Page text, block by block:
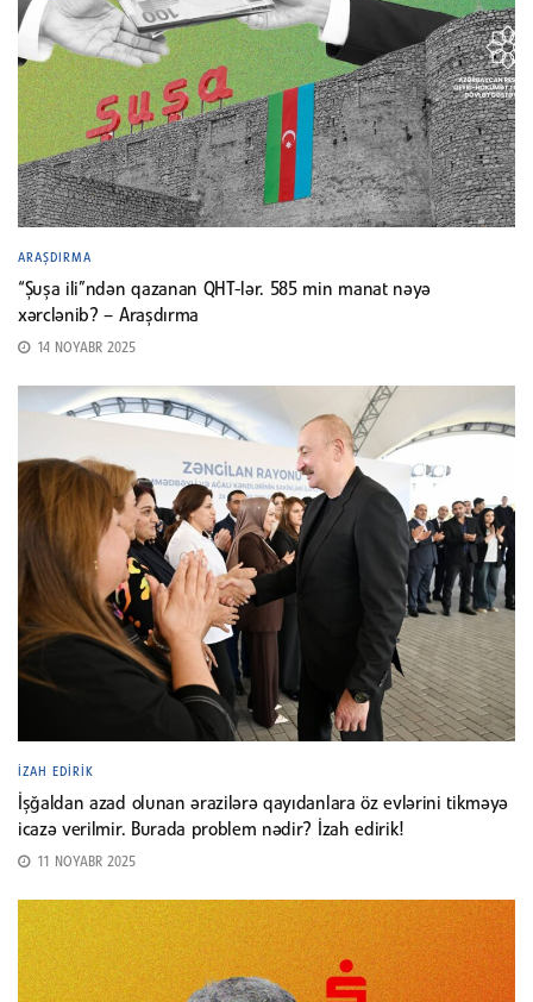
ARAŞDIRMA
“Şuşa ili”ndən qazanan QHT-lər. 585 min manat nəyə
xərclənib? – Araşdırma
14 NOYABR 2025
İZAH EDIRIK
İşğaldan azad olunan ərazilərə qayıdanlara öz evlərini tikməyə
icazə verilmir. Burada problem nədir? İzah edirik!
11 NOYABR 2025